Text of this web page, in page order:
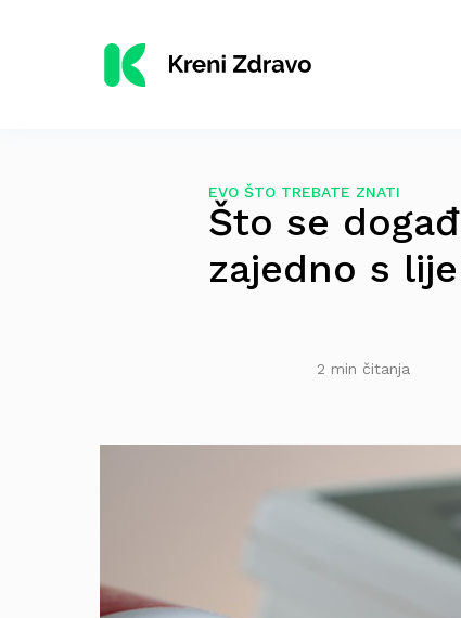
EVO ŠTO TREBATE ZNATI
Što se
zajedno s
2 min čitanja